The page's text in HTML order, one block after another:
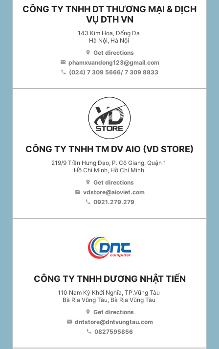
CÔNG TY TNHH DT THƯƠNG MẠI & DỊCH
VỤ DTH VN
143 Kim Hoa, Đống Đa
Hà Nội, Hà Nội
location_on Get directions
email phamxuandong123@gmail.com
phone (024) 7 309 5666/ 7 309 8833
CÔNG TY TNHH TM DV AIO (VD STORE)
219/9 Trần Hưng Đạo, P. Cô Giang, Quận 1
Hồ Chí Minh, Hồ Chí Minh
location_on Get directions
email vdstore@aioviet.com
phone 0921.279.279
CÔNG TY TNHH DƯƠNG NHẬT TIẾN
110 Nam Kỳ Khởi Nghĩa, TP.Vũng Tàu
Bà Rịa Vũng Tàu, Bà Rịa Vũng Tàu
location_on Get directions
email dntstore@dntvungtau.com
phone 0827595856